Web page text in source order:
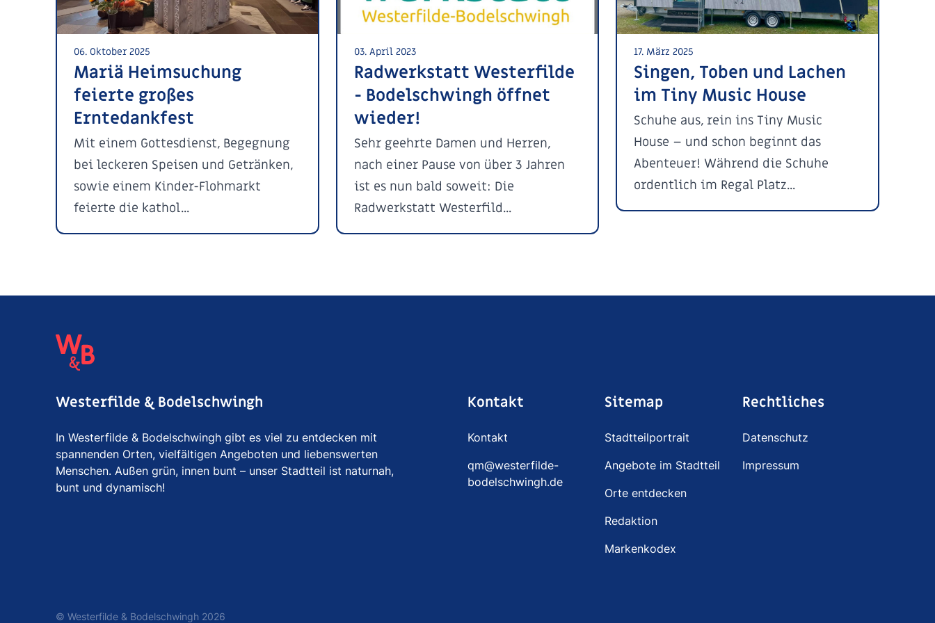
06. Oktober 2025
Mariä Heimsuchung
feierte großes
Erntedankfest
Mit einem Gottesdienst, Begegnung
bei leckeren Speisen und Getränken,
sowie einem Kinder-Flohmarkt
feierte die kathol...
03. April 2023
Radwerkstatt Westerfilde
- Bodelschwingh öffnet
wieder!
Sehr geehrte Damen und Herren,
nach einer Pause von über 3 Jahren
ist es nun bald soweit: Die
Radwerkstatt Westerfild...
17. März 2025
Singen, Toben und Lachen
im Tiny Music House
Schuhe aus, rein ins Tiny Music
House – und schon beginnt das
Abenteuer! Während die Schuhe
ordentlich im Regal Platz...
Westerfilde & Bodelschwingh
In Westerfilde & Bodelschwingh gibt es viel zu entdecken mit
spannenden Orten, vielfältigen Angeboten und liebenswerten
Menschen. Außen grün, innen bunt – unser Stadtteil ist naturnah,
bunt und dynamisch!
Kontakt
Kontakt
qm@westerfilde-
bodelschwingh.de
Sitemap
Stadtteilportrait
Angebote im Stadtteil
Orte entdecken
Redaktion
Markenkodex
Rechtliches
Datenschutz
Impressum
© Westerfilde & Bodelschwingh 2026